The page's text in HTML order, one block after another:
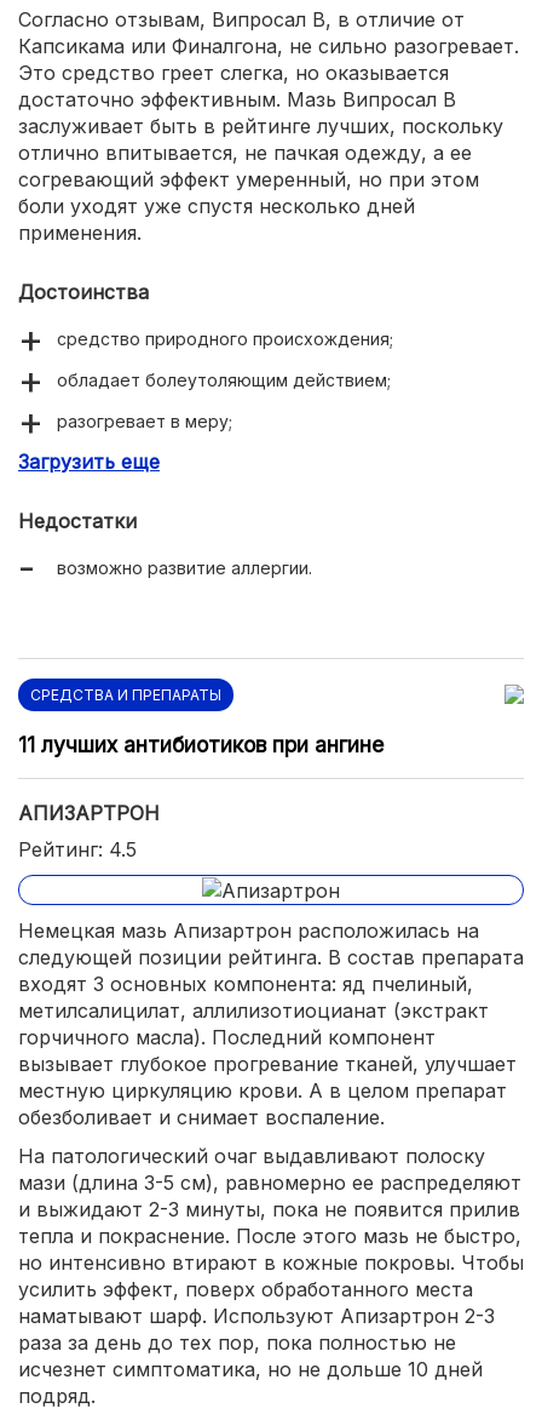
Согласно отзывам, Випросал В, в отличие от
Капсикама или Финалгона, не сильно разогревает.
Это средство греет слегка, но оказывается
достаточно эффективным. Мазь Випросал В
заслуживает быть в рейтинге лучших, поскольку
отлично впитывается, не пачкая одежду, а ее
согревающий эффект умеренный, но при этом
боли уходят уже спустя несколько дней
применения.
Достоинства
средство природного происхождения;
обладает болеутоляющим действием;
разогревает в меру;
быстро впитывается.
Загрузить еще
Недостатки
возможно развитие аллергии.
СРЕДСТВА И ПРЕПАРАТЫ
11 лучших антибиотиков при ангине
АПИЗАРТРОН
Рейтинг: 4.5
Немецкая мазь Апизартрон расположилась на
следующей позиции рейтинга. В состав препарата
входят 3 основных компонента: яд пчелиный,
метилсалицилат, аллилизотиоцианат (экстракт
горчичного масла). Последний компонент
вызывает глубокое прогревание тканей, улучшает
местную циркуляцию крови. А в целом препарат
обезболивает и снимает воспаление.
На патологический очаг выдавливают полоску
мази (длина 3-5 см), равномерно ее распределяют
и выжидают 2-3 минуты, пока не появится прилив
тепла и покраснение. После этого мазь не быстро,
но интенсивно втирают в кожные покровы. Чтобы
усилить эффект, поверх обработанного места
наматывают шарф. Используют Апизартрон 2-3
раза за день до тех пор, пока полностью не
исчезнет симптоматика, но не дольше 10 дней
подряд.